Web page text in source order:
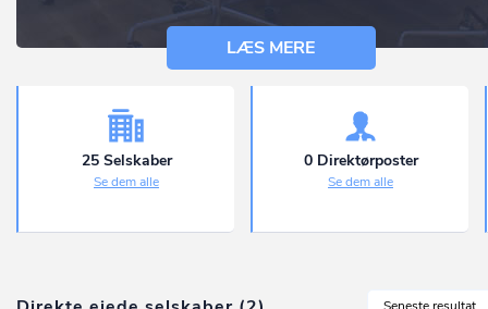
LÆS MERE
25 Selskaber
Se dem alle
0 Direktørposter
Se dem alle